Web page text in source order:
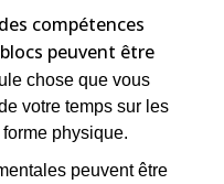
compétences
peuvent être
chose que vous
votre temps sur les
physique.
peuvent être